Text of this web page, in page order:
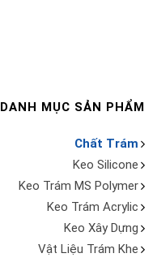
DANH MỤC SẢN PHẨM
Chất Trám
Keo Silicone
Keo Trám MS Polymer
Keo Trám Acrylic
Keo Xây Dựng
Vật Liệu Trám Khe